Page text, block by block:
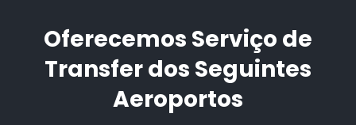
Oferecemos Serviço de
Transfer dos Seguintes
Aeroportos